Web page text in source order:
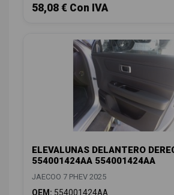
58,08 € Con IVA
ELEVALUNAS DELANTERO
554001424AA 554001424AA
JAECOO 7 PHEV 2025
OEM: 554001424AA